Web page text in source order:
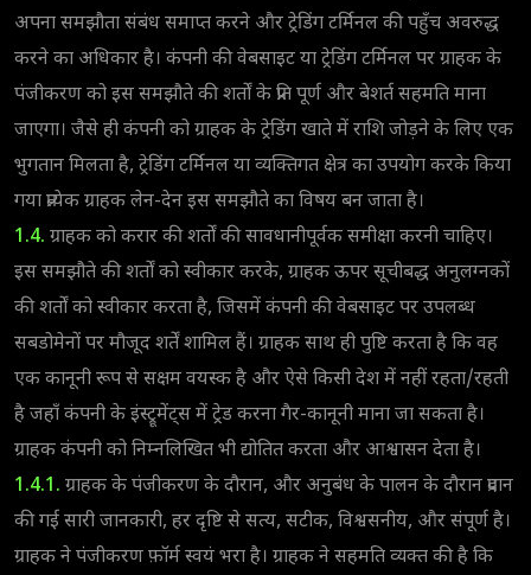
अपना समझौता संबंध समाप्त करने और ट्रेडिंग टर्मिनल की पहुँच अवरुद्ध
करने का अधिकार है। कंपनी की वेबसाइट या ट्रेडिंग टर्मिनल पर ग्राहक के
पंजीकरण को इस समझौते की शर्तों के प्रति पूर्ण और बेशर्त सहमति माना
जाएगा। जैसे ही कंपनी को ग्राहक के ट्रेडिंग खाते में राशि जोड़ने के लिए एक
भुगतान मिलता है, ट्रेडिंग टर्मिनल या व्यक्तिगत क्षेत्र का उपयोग करके किया
गया प्रत्येक ग्राहक लेन-देन इस समझौते का विषय बन जाता है।
1.4. ग्राहक को करार की शर्तों की सावधानीपूर्वक समीक्षा करनी चाहिए।
इस समझौते की शर्तों को स्वीकार करके, ग्राहक ऊपर सूचीबद्ध अनुलग्नकों
की शर्तों को स्वीकार करता है, जिसमें कंपनी की वेबसाइट पर उपलब्ध
सबडोमेनों पर मौजूद शर्तें शामिल हैं। ग्राहक साथ ही पुष्टि करता है कि वह
एक कानूनी रूप से सक्षम वयस्क है और ऐसे किसी देश में नहीं रहता/रहती
है जहाँ कंपनी के इंस्ट्रूमेंट्स में ट्रेड करना गैर-कानूनी माना जा सकता है।
ग्राहक कंपनी को निम्नलिखित भी द्योतित करता और आश्वासन देता है।
1.4.1. ग्राहक के पंजीकरण के दौरान, और अनुबंध के पालन के दौरान प्रदान
की गई सारी जानकारी, हर दृष्टि से सत्य, सटीक, विश्वसनीय, और संपूर्ण है।
ग्राहक ने पंजीकरण फ़ॉर्म स्वयं भरा है। ग्राहक ने सहमति व्यक्त की है कि